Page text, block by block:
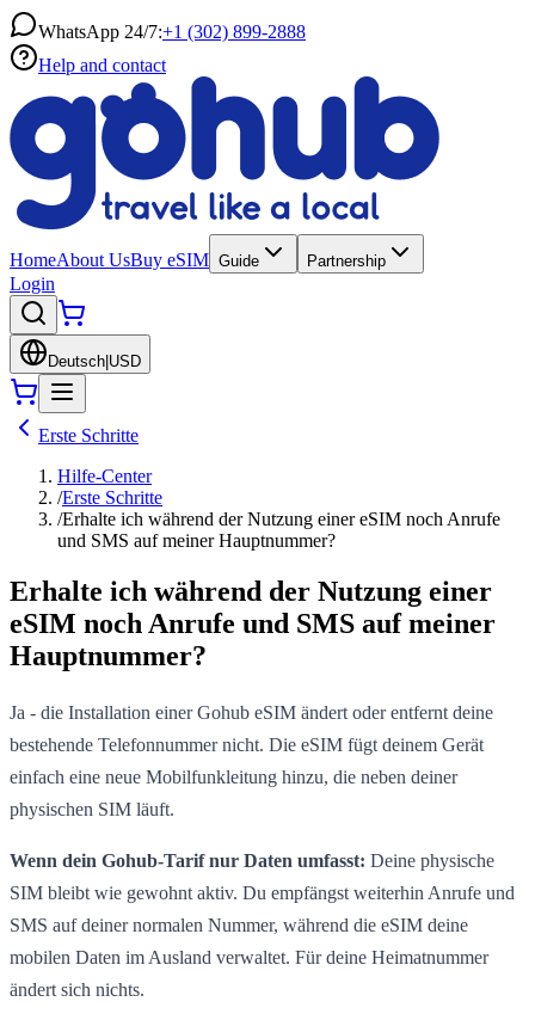
WhatsApp 24/7:+1 (302) 899-2888
Help and contact
HomeAbout UsBuy eSIM Guide Partnership
Login
Deutsch USD
Erste Schritte
Hilfe-Center
/Erste Schritte
/Erhalte ich während der Nutzung einer eSIM noch Anrufe
und SMS auf meiner Hauptnummer?
Erhalte ich während der Nutzung einer
eSIM noch Anrufe und SMS auf meiner
Hauptnummer?
Ja - die Installation einer Gohub eSIM ändert oder entfernt deine
bestehende Telefonnummer nicht. Die eSIM fügt deinem Gerät
einfach eine neue Mobilfunkleitung hinzu, die neben deiner
physischen SIM läuft.
Wenn dein Gohub-Tarif nur Daten umfasst: Deine physische
SIM bleibt wie gewohnt aktiv. Du empfängst weiterhin Anrufe und
SMS auf deiner normalen Nummer, während die eSIM deine
mobilen Daten im Ausland verwaltet. Für deine Heimatnummer
ändert sich nichts.